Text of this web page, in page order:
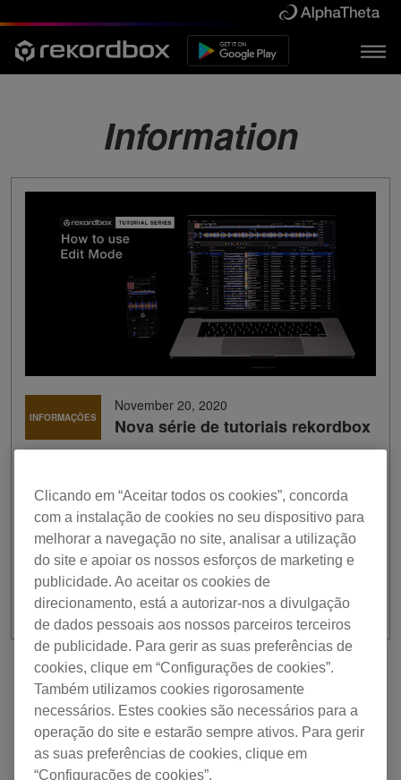
Information
INFORMAÇÕES
November 20, 2020
Nova série de tutoriais rekordbox
tutoriais sobre as mais recentes funcionalidades, tais
como “Como usar o modo Edit”, “Como usar a Mobile
Library Sync”, “Como usar o Inflyte” e “Forma de onda de
3 bandas”, que oferecem uma representação visual da
música de compreensão fácil.Assista aqui aos 9 vídeos
Anterior Voltar à lista Seguinte
Clicando em “Aceitar todos os cookies”, concorda
com a instalação de cookies no seu dispositivo para
melhorar a navegação no site, analisar a utilização
do site e apoiar os nossos esforços de marketing e
publicidade. Ao aceitar os cookies de
direcionamento, está a autorizar-nos a divulgação
de dados pessoais aos nossos parceiros terceiros
de publicidade. Para gerir as suas preferências de
cookies, clique em “Configurações de cookies”.
Também utilizamos cookies rigorosamente
necessários. Estes cookies são necessários para a
operação do site e estarão sempre ativos. Para gerir
as suas preferências de cookies, clique em
“Configurações de cookies”.